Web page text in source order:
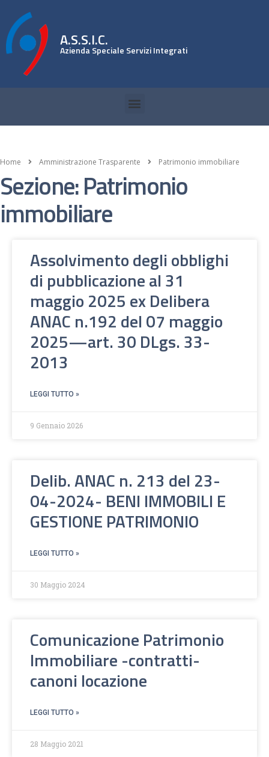
A.S.S.I.C.
Azienda Speciale Servizi Integrati
Home Amministrazione Trasparente Patrimonio immobiliare
Sezione: Patrimonio
immobiliare
Assolvimento degli obblighi
di pubblicazione al 31
maggio 2025 ex Delibera
ANAC n.192 del 07 maggio
2025—art. 30 DLgs. 33-
2013
LEGGI TUTTO »
9 Gennaio 2026
Delib. ANAC n. 213 del 23-
04-2024- BENI IMMOBILI E
GESTIONE PATRIMONIO
LEGGI TUTTO »
30 Maggio 2024
Comunicazione Patrimonio
Immobiliare -contratti-
canoni locazione
LEGGI TUTTO »
28 Maggio 2021